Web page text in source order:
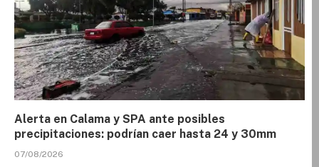
Alerta en Calama y SPA ante posibles
precipitaciones: podrían caer hasta 24 y 30mm
07/08/2026